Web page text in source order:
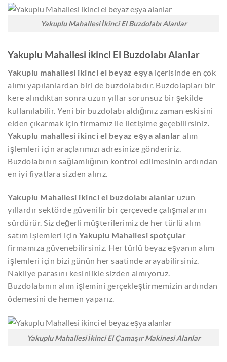
Yakuplu Mahallesi İkinci El Buzdolabı Alanlar
Yakuplu Mahallesi İkinci El Buzdolabı Alanlar
Yakuplu mahallesi ikinci el beyaz eşya içerisinde en çok
alımı yapılanlardan biri de buzdolabıdır. Buzdolapları bir
kere alındıktan sonra uzun yıllar sorunsuz bir şekilde
kullanılabilir. Yeni bir buzdolabı aldığınız zaman eskisini
elden çıkarmak için firmamız ile iletişime geçebilirsiniz.
Yakuplu mahallesi ikinci el beyaz eşya alanlar alım
işlemleri için araçlarımızı adresinize göndeririz.
Buzdolabının sağlamlığının kontrol edilmesinin ardından
en iyi fiyatlara sizden alırız.
Yakuplu Mahallesi ikinci el buzdolabı alanlar uzun
yıllardır sektörde güvenilir bir çerçevede çalışmalarını
sürdürür. Siz değerli müşterilerimiz de her türlü alım
satım işlemleri için Yakuplu Mahallesi spotçular
firmamıza güvenebilirsiniz. Her türlü beyaz eşyanın alım
işlemleri için bizi günün her saatinde arayabilirsiniz.
Nakliye parasını kesinlikle sizden almıyoruz.
Buzdolabının alım işlemini gerçekleştirmemizin ardından
ödemesini de hemen yaparız.
Yakuplu Mahallesi İkinci El Çamaşır Makinesi Alanlar